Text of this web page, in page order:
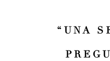
“UNA